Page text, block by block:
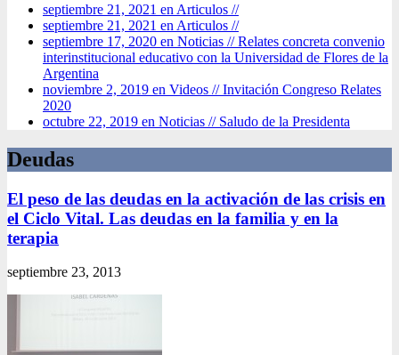
septiembre 21, 2021 en Articulos //
septiembre 21, 2021 en Articulos //
septiembre 17, 2020 en Noticias //Relates concreta convenio
interinstitucional educativo con la Universidad de Flores de la
Argentina
noviembre 2, 2019 en Videos //Invitación Congreso Relates
2020
octubre 22, 2019 en Noticias // Saludo de la Presidenta
Deudas
El peso de las deudas en la activación de las crisis en
el Ciclo Vital. Las deudas en la familia y en la
terapia
septiembre 23, 2013